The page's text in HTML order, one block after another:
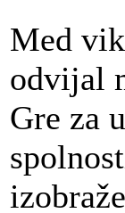
Med
odvijal
Gre za